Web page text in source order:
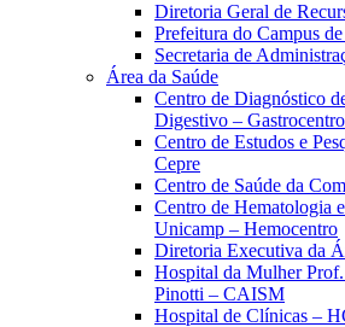
Diretoria Geral de
Prefeitura do Campus
Secretaria de
Área da Saúde
Centro de Diagnóstico
Digestivo – Gastrocentro
Centro de Estudos e
Cepre
Centro de Saúde da
Centro de Hematologia
Unicamp – Hemocentro
Diretoria Executiva da
Hospital da Mulher
Pinotti – CAISM
Hospital de Clínicas –